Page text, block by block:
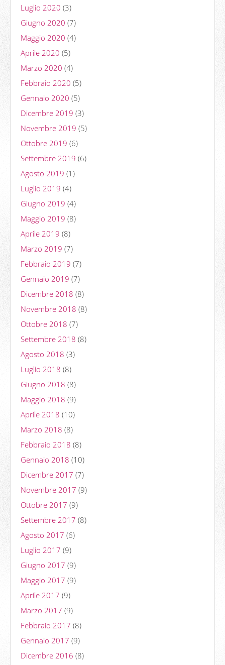
Luglio 2020 (3)
Giugno 2020 (7)
Maggio 2020 (4)
Aprile 2020 (5)
Marzo 2020 (4)
Febbraio 2020 (5)
Gennaio 2020 (5)
Dicembre 2019 (3)
Novembre 2019 (5)
Ottobre 2019 (6)
Settembre 2019 (6)
Agosto 2019 (1)
Luglio 2019 (4)
Giugno 2019 (4)
Maggio 2019 (8)
Aprile 2019 (8)
Marzo 2019 (7)
Febbraio 2019 (7)
Gennaio 2019 (7)
Dicembre 2018 (8)
Novembre 2018 (8)
Ottobre 2018 (7)
Settembre 2018 (8)
Agosto 2018 (3)
Luglio 2018 (8)
Giugno 2018 (8)
Maggio 2018 (9)
Aprile 2018 (10)
Marzo 2018 (8)
Febbraio 2018 (8)
Gennaio 2018 (10)
Dicembre 2017 (7)
Novembre 2017 (9)
Ottobre 2017 (9)
Settembre 2017 (8)
Agosto 2017 (6)
Luglio 2017 (9)
Giugno 2017 (9)
Maggio 2017 (9)
Aprile 2017 (9)
Marzo 2017 (9)
Febbraio 2017 (8)
Gennaio 2017 (9)
Dicembre 2016 (8)